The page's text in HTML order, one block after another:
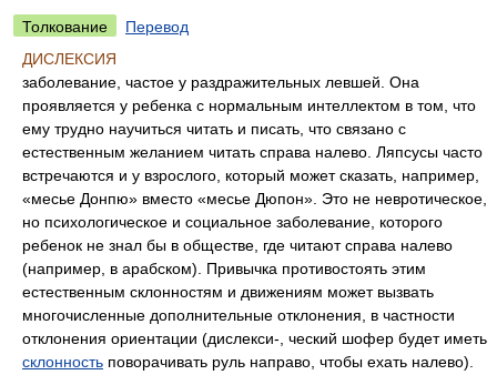
Толкование
Перевод
ДИСЛЕКСИЯ
заболевание, частое у раздражительных левшей. Она
проявляется у ребенка с нормальным интеллектом в том, что
ему трудно научиться читать и писать, что связано с
естественным желанием читать справа налево. Ляпсусы часто
встречаются и у взрослого, который может сказать, например,
«месье Донпю» вместо «месье Дюпон». Это не невротическое,
но психологическое и социальное заболевание, которого
ребенок не знал бы в обществе, где читают справа налево
(например, в арабском). Привычка противостоять этим
естественным склонностям и движениям может вызвать
многочисленные дополнительные отклонения, в частности
отклонения ориентации (дислекси-, ческий шофер будет иметь
склонность поворачивать руль направо, чтобы ехать налево).